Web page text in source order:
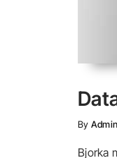
By Admin
Bjorka